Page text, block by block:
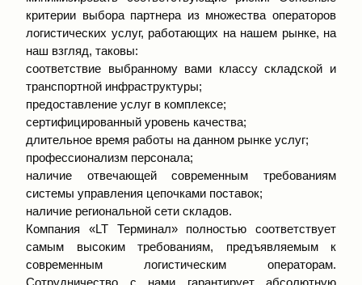
критерии выбора партнера из множества операторов
логистических услуг, работающих на нашем рынке, на
наш взгляд, таковы:
соответствие выбранному вами классу складской и
транспортной инфраструктуры;
предоставление услуг в комплексе;
сертифицированный уровень качества;
длительное время работы на данном рынке услуг;
профессионализм персонала;
наличие отвечающей современным требованиям
системы управления цепочками поставок;
наличие региональной сети складов.
Компания «LT Терминал» полностью соответствует
самым высоким требованиям, предъявляемым к
современным логистическим операторам.
Сотрудничество с нами гарантирует абсолютную